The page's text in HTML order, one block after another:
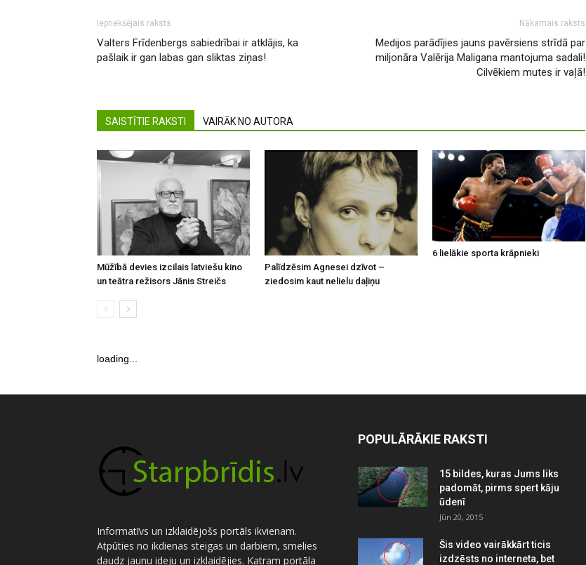
Iepriekšējais raksts
Valters Frīdenbergs sabiedrībai ir atklājis, ka
pašlaik ir gan labas gan sliktas ziņas!
Nākamais raksts
Medijos parādījies jauns pavērsiens strīdā par
miljonāra Valērija Maligana mantojuma sadali!
Cilvēkiem mutes ir vaļā!
SAISTĪTIE RAKSTI VAIRĀK NO AUTORA
Mūžībā devies izcilais latviešu kino
un teātra režisors Jānis Streičs
Palīdzēsim Agnesei dzīvot –
ziedosim kaut nelielu daļiņu
6 lielākie sporta krāpnieki
loading...
Informatīvs un izklaidējošs portāls ikvienam.
Atpūties no ikdienas steigas un darbiem, smelies
daudz jaunu ideju un izklaidējies. Katram portāla
POPULĀRĀKIE RAKSTI
15 bildes, kuras Jums liks
padomāt, pirms spert kāju
ūdenī
Jūn 20, 2015
Šis video vairākkārt ticis
izdzēsts no interneta, bet